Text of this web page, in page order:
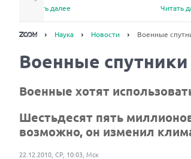
Читать далее Читать
Наука Новости Военные
Военные
Военные хотят
Шестьдесят пять
возможно, он изменил
22.12.2010, СР, 10:03, Мск